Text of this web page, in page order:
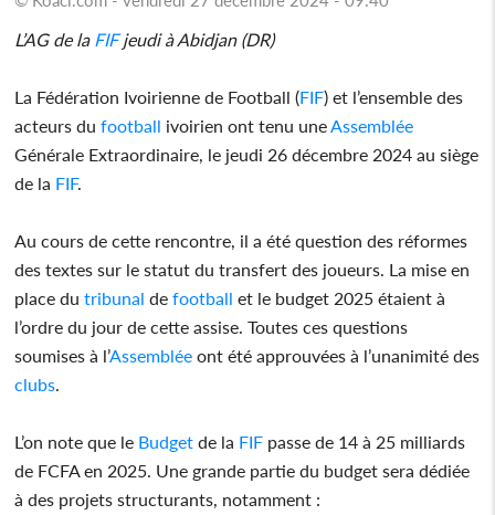
L’AG de la FIFjeudi à Abidjan (DR)
La Fédération Ivoirienne de Football (FIF) et l’ensemble des
acteurs dufootball ivoirien ont tenu une Assemblée
Générale Extraordinaire, le jeudi 26 décembre 2024 au siège
de la FIF.
Au cours de cette rencontre, il a été question des réformes
des textes sur le statut du transfert des joueurs. La mise en
place dutribunal defootball et le budget 2025 étaient à
l’ordre du jour de cette assise. Toutes ces questions
soumises à l’Assemblée ont été approuvées à l’unanimité des
clubs
L’on note que le Budget de la FIF passe de 14 à 25 milliards
de FCFA en 2025. Une grande partie du budget sera dédiée
à des projets structurants, notamment :